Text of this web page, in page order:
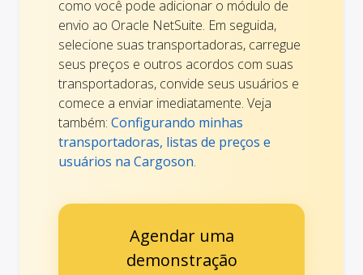
como você pode adicionar o módulo de
envio ao Oracle NetSuite. Em seguida,
selecione suas transportadoras, carregue
seus preços e outros acordos com suas
transportadoras, convide seus usuários e
comece a enviar imediatamente. Veja
também: Configurando minhas
transportadoras, listas de preços e
usuários na Cargoson.
Agendar uma
demonstração